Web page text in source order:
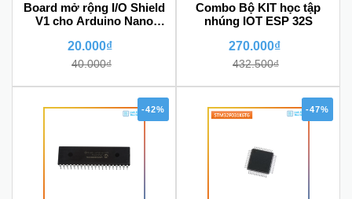
Board mở rộng I/O Shield
V1 cho Arduino Nano
20.000₫
40.000₫
Combo Bộ KIT học tập
nhúng IOT ESP 32S
270.000₫
432.500₫
-42% -47%